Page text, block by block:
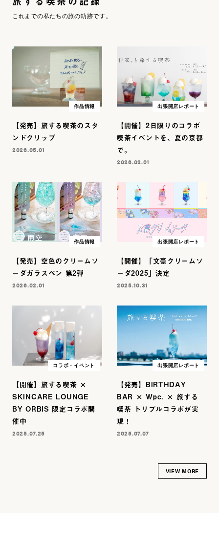
これまでの私たちの旅の軌跡です。
作品情報
【発売】旅する喫茶のスタ
ンドクリップ
2026.05.01
出張開店レポート
【開催】2日限りのコラボ
喫茶イベントを、夏の京都
で。
2026.02.01
作品情報
【発売】空色のクリームソ
ーダガラスペン 第2弾
2026.02.01
出張開店レポート
【開催】「文豪クリームソ
ーダ2025」決定
2025.10.31
コラボ・イベント
【開催】旅する喫茶 ×
SKINCARE LOUNGE
BY ORBIS 限定コラボ開
催中
2025.07.25
出張開店レポート
【発売】BIRTHDAY
BAR × Wpc. × 旅する
喫茶 トリプルコラボが実
現！
2025.07.07
VIEW MORE